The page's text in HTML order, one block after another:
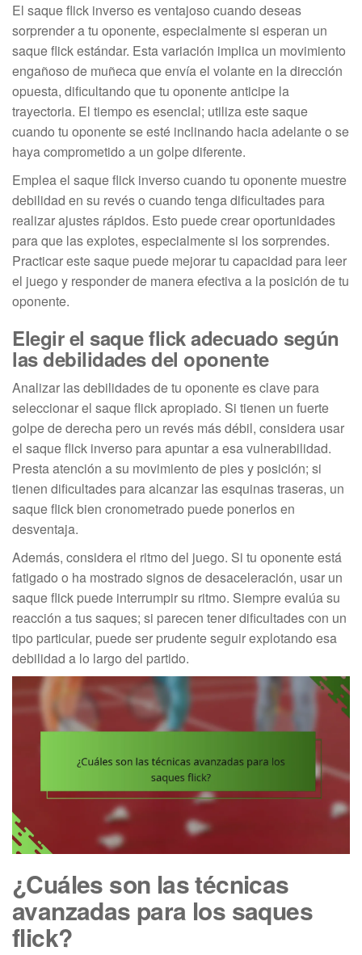
El saque flick inverso es ventajoso cuando deseas
sorprender a tu oponente, especialmente si esperan un
saque flick estándar. Esta variación implica un movimiento
engañoso de muñeca que envía el volante en la dirección
opuesta, dificultando que tu oponente anticipe la
trayectoria. El tiempo es esencial; utiliza este saque
cuando tu oponente se esté inclinando hacia adelante o se
haya comprometido a un golpe diferente.
Emplea el saque flick inverso cuando tu oponente muestre
debilidad en su revés o cuando tenga dificultades para
realizar ajustes rápidos. Esto puede crear oportunidades
para que las explotes, especialmente si los sorprendes.
Practicar este saque puede mejorar tu capacidad para leer
el juego y responder de manera efectiva a la posición de tu
oponente.
Elegir el saque flick adecuado según
las debilidades del oponente
Analizar las debilidades de tu oponente es clave para
seleccionar el saque flick apropiado. Si tienen un fuerte
golpe de derecha pero un revés más débil, considera usar
el saque flick inverso para apuntar a esa vulnerabilidad.
Presta atención a su movimiento de pies y posición; si
tienen dificultades para alcanzar las esquinas traseras, un
saque flick bien cronometrado puede ponerlos en
desventaja.
Además, considera el ritmo del juego. Si tu oponente está
fatigado o ha mostrado signos de desaceleración, usar un
saque flick puede interrumpir su ritmo. Siempre evalúa su
reacción a tus saques; si parecen tener dificultades con un
tipo particular, puede ser prudente seguir explotando esa
debilidad a lo largo del partido.
¿Cuáles son las técnicas
avanzadas para los saques
flick?